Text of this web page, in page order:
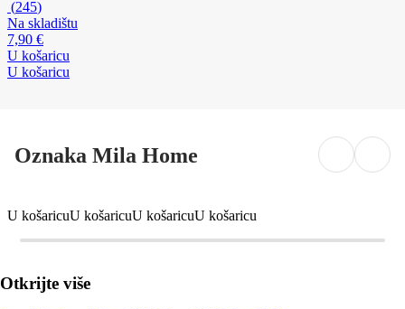
(245)
Na skladištu
7,90 €
U košaricu
U košaricu
Oznaka Mila Home
U košaricuU košaricuU košaricuU košaricu
Otkrijte više